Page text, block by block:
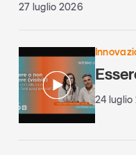
27 luglio 2026
24 luglio